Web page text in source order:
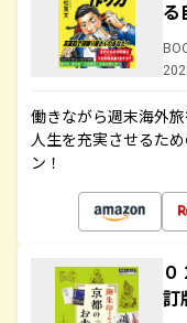
る
働きながら週末海外
人生を充実させるた
ン！
訂